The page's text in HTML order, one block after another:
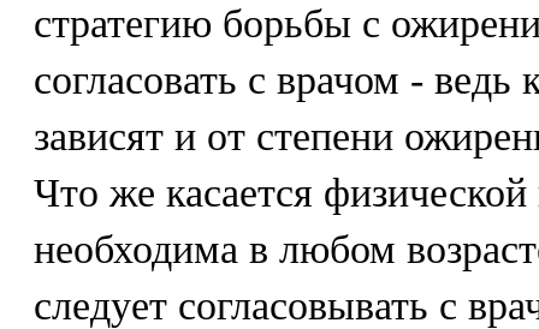
стратегию борьбы с
согласовать с врачом -
зависят и от степени
Что же касается
необходима в любом
следует согласовывать с